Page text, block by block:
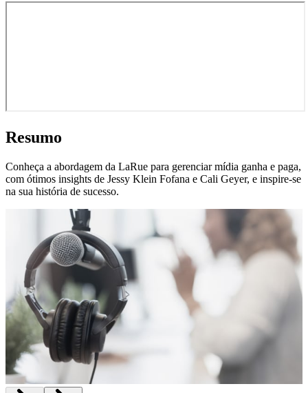
Resumo
Conheça a abordagem da LaRue para gerenciar mídia ganha e paga,
com ótimos insights de Jessy Klein Fofana e Cali Geyer, e inspire-se
na sua história de sucesso.